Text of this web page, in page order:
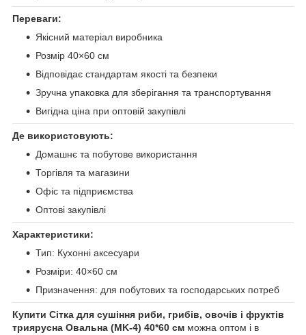
Переваги:
Якісний матеріал виробника
Розмір 40×60 см
Відповідає стандартам якості та безпеки
Зручна упаковка для зберігання та транспортування
Вигідна ціна при оптовій закупівлі
Де використовують:
Домашнє та побутове використання
Торгівля та магазини
Офіс та підприємства
Оптові закупівлі
Характеристики:
Тип: Кухонні аксесуари
Розміри: 40×60 см
Призначення: для побутових та господарських потреб
Купити Сітка для сушіння риби, грибів, овочів і фруктів
триярусна Овальна (MK-4) 40*60 см можна оптом і в